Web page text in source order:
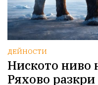
ДЕЙНОСТИ
Ниското ниво
Ряхово